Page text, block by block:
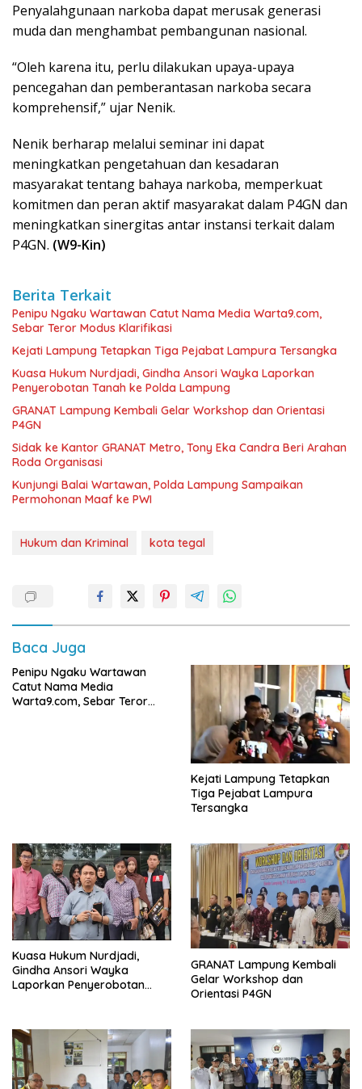
Penyalahgunaan narkoba dapat merusak generasi
muda dan menghambat pembangunan nasional.
“Oleh karena itu, perlu dilakukan upaya-upaya
pencegahan dan pemberantasan narkoba secara
komprehensif,” ujar Nenik.
Nenik berharap melalui seminar ini dapat
meningkatkan pengetahuan dan kesadaran
masyarakat tentang bahaya narkoba, memperkuat
komitmen dan peran aktif masyarakat dalam P4GN dan
meningkatkan sinergitas antar instansi terkait dalam
P4GN. (W9-Kin)
Berita Terkait
Penipu Ngaku Wartawan Catut Nama Media Warta9.com,
Sebar Teror Modus Klarifikasi
Kejati Lampung Tetapkan Tiga Pejabat Lampura Tersangka
Kuasa Hukum Nurdjadi, Gindha Ansori Wayka Laporkan
Penyerobotan Tanah ke Polda Lampung
GRANAT Lampung Kembali Gelar Workshop dan Orientasi
P4GN
‎Sidak ke Kantor GRANAT Metro, Tony Eka Candra Beri Arahan
Roda Organisasi
Kunjungi Balai Wartawan, Polda Lampung Sampaikan
Permohonan Maaf ke PWI
Hukum dan Kriminal kota tegal
Baca Juga
Penipu Ngaku Wartawan
Catut Nama Media
Warta9.com, Sebar Teror
Kejati Lampung Tetapkan
Tiga Pejabat Lampura
Tersangka
Kuasa Hukum Nurdjadi,
Gindha Ansori Wayka
Laporkan Penyerobotan
GRANAT Lampung Kembali
Gelar Workshop dan
Orientasi P4GN